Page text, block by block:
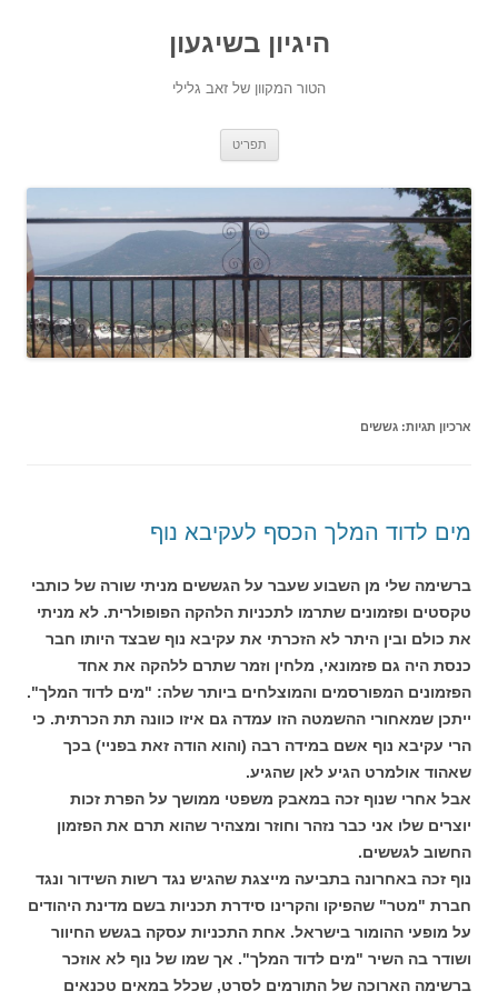
היגיון בשיגעון
הטור המקוון של זאב גלילי
תפריט
ארכיון תגיות: גששים
מים לדוד המלך הכסף לעקיבא נוף
ברשימה שלי מן השבוע שעבר על הגששים מניתי שורה של כותבי
טקסטים ופזמונים שתרמו לתכניות הלהקה הפופולרית. לא מניתי
את כולם ובין היתר לא הזכרתי את עקיבא נוף שבצד היותו חבר
כנסת היה גם פזמונאי, מלחין וזמר שתרם ללהקה את אחד
הפזמונים המפורסמים והמוצלחים ביותר שלה: "מים לדוד המלך".
ייתכן שמאחורי ההשמטה הזו עמדה גם איזו כוונה תת הכרתית. כי
הרי עקיבא נוף אשם במידה רבה (והוא הודה זאת בפניי) בכך
שאהוד אולמרט הגיע לאן שהגיע.
אבל אחרי שנוף זכה במאבק משפטי ממושך על הפרת זכות
יוצרים שלו אני כבר נזהר וחוזר ומצהיר שהוא תרם את הפזמון
החשוב לגששים.
נוף זכה באחרונה בתביעה מייצגת שהגיש נגד רשות השידור ונגד
חברת "מטר" שהפיקו והקרינו סידרת תכניות בשם מדינת היהודים
על מופעי ההומור בישראל. אחת התכניות עסקה בגשש החיוור
ושודר בה השיר "מים לדוד המלך". אך שמו של נוף לא אוזכר
ברשימה הארוכה של התורמים לסרט, שכלל במאים טכנאים